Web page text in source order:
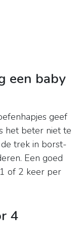
een baby
geef
het beter niet te
trek in borst-
Een goed
of 2 keer per
4